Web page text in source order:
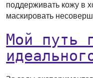
поддерживать кожу в
маскировать
Мой путь